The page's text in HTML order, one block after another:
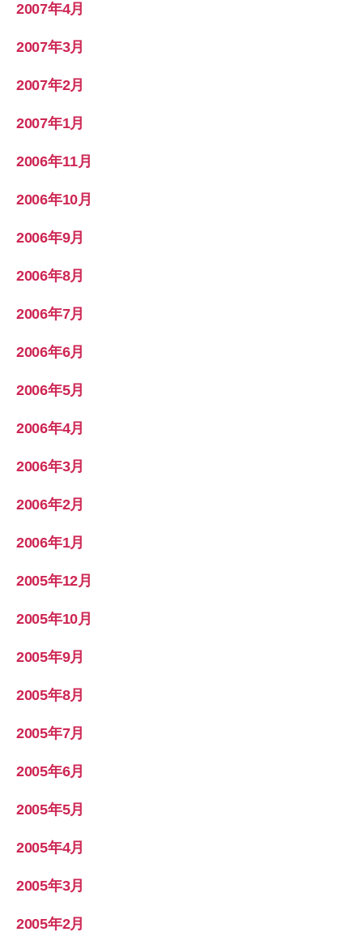
2007年4月
2007年3月
2007年2月
2007年1月
2006年11月
2006年10月
2006年9月
2006年8月
2006年7月
2006年6月
2006年5月
2006年4月
2006年3月
2006年2月
2006年1月
2005年12月
2005年10月
2005年9月
2005年8月
2005年7月
2005年6月
2005年5月
2005年4月
2005年3月
2005年2月